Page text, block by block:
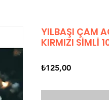
YILBAŞI ÇAM
KIRMIZI SİMLİ
₺125,00Fiyat